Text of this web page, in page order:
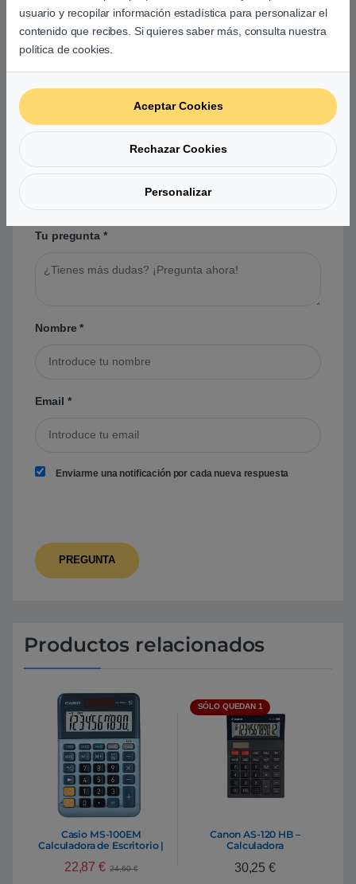
Preguntas y respuestas de los
usuarios sobre este producto
una pregunta acerca de este producto.
Tu pregunta *
Nombre*
Email *
Enviarme una notificación por cada nueva respuesta
Productos relacionados
Casio MS-100EM
Calculadora de Escritorio |
Solar y Pilas Color Azul
22,87€ 24,60€
SÓLO QUEDAN 1
Canon AS-120 HB –
Calculadora
30,25 €
usuario y recopilar información estadística para personalizar el
contenido que recibes. Si quieres saber más, consulta nuestra
política de cookies.
Aceptar Cookies
Rechazar Cookies
Personalizar